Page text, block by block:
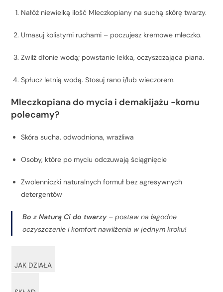
Nałóż niewielką ilość Mleczkopiany na suchą skórę twarzy.
Umasuj kolistymi ruchami – poczujesz kremowe mleczko.
Zwilż dłonie wodą; powstanie lekka, oczyszczająca piana.
Spłucz letnią wodą. Stosuj rano i/lub wieczorem.
Mleczkopiana do mycia i demakijażu -komu
polecamy?
Skóra sucha, odwodniona, wrażliwa
Osoby, które po myciu odczuwają ściągnięcie
Zwolenniczki naturalnych formuł bez agresywnych
detergentów
Bo z Naturą Ci do twarzy– postaw na łagodne
oczyszczenie i komfort nawilżenia w jednym kroku!
JAK DZIAŁA